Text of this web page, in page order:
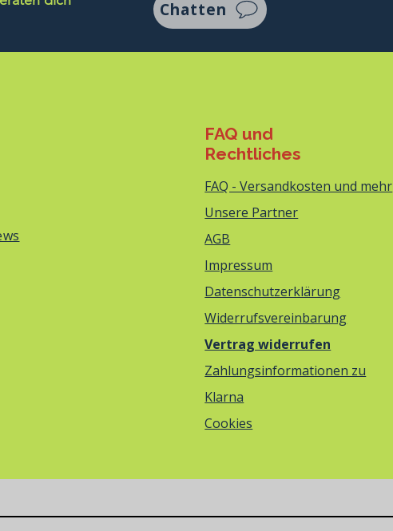
Chatten
FAQ und
Rechtliches
FAQ - Versandkosten und mehr
Unsere Partner
AGB
Impressum
Datenschutzerklärung
Widerrufsvereinbarung
Vertrag widerrufen
Zahlungsinformationen zu
Klarna
Cookies